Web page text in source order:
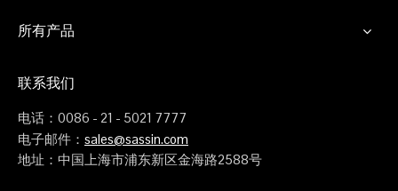
所有产品
联系我们
电话：0086 - 21 - 5021 7777
电子邮件： sales@sassin.com
地址：中国上海市浦东新区金海路2588号